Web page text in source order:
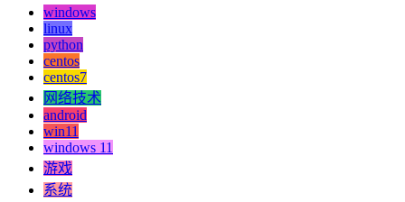
windows
linux
python
centos
centos7
网络技术
android
win11
windows 11
游戏
系统